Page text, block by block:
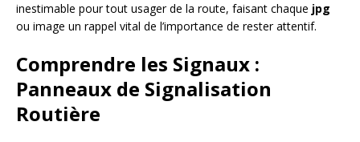
inestimable pour tout usager de la route, faisant chaque jpg
ou image un rappel vital de l’importance de rester attentif.
Comprendre les Signaux :
Panneaux de Signalisation
Routière